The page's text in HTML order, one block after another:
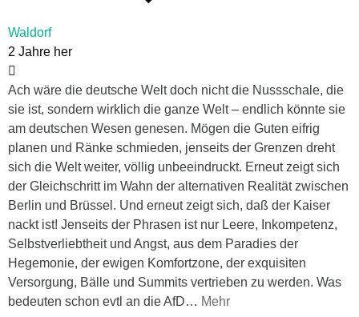
Waldorf
2 Jahre her
Ach wäre die deutsche Welt doch nicht die Nussschale, die
sie ist, sondern wirklich die ganze Welt – endlich könnte sie
am deutschen Wesen genesen. Mögen die Guten eifrig
planen und Ränke schmieden, jenseits der Grenzen dreht
sich die Welt weiter, völlig unbeeindruckt. Erneut zeigt sich
der Gleichschritt im Wahn der alternativen Realität zwischen
Berlin und Brüssel. Und erneut zeigt sich, daß der Kaiser
nackt ist! Jenseits der Phrasen ist nur Leere, Inkompetenz,
Selbstverliebtheit und Angst, aus dem Paradies der
Hegemonie, der ewigen Komfortzone, der exquisiten
Versorgung, Bälle und Summits vertrieben zu werden. Was
bedeuten schon evtl an die AfD… Mehr